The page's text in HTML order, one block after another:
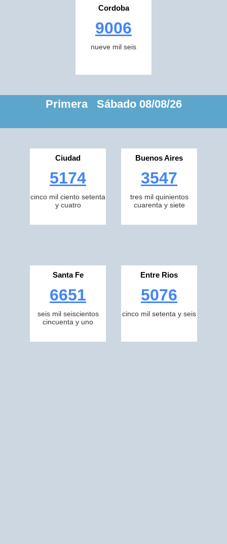
Cordoba
9006
nueve mil seis
Primera Sábado 08/08/26
Ciudad
5174
cinco mil ciento setenta
y cuatro
Buenos Aires
3547
tres mil quinientos
cuarenta y siete
Santa Fe
6651
seis mil seiscientos
cincuenta y uno
Entre Rios
5076
cinco mil setenta y seis